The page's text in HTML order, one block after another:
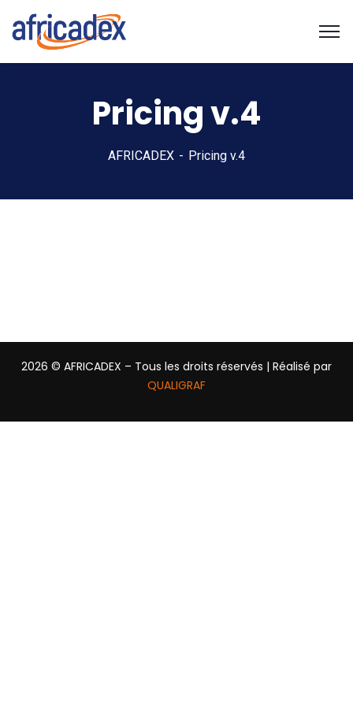
Pricing v.4
AFRICADEX Pricing v.4
2026 © AFRICADEX – Tous les droits réservés | Réalisé par
QUALIGRAF